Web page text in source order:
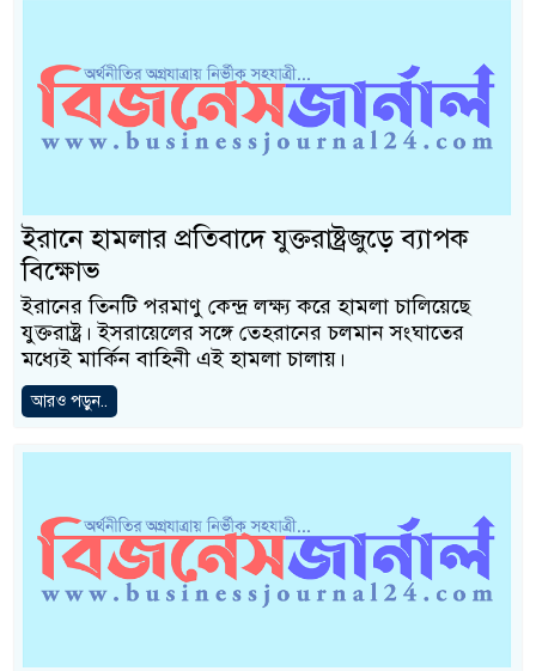
ইরানে হামলার প্রতিবাদে যুক্তরাষ্ট্রজুড়ে ব্যাপক
বিক্ষোভ
ইরানের তিনটি পরমাণু কেন্দ্র লক্ষ্য করে হামলা চালিয়েছে
যুক্তরাষ্ট্র। ইসরায়েলের সঙ্গে তেহরানের চলমান সংঘাতের
মধ্যেই মার্কিন বাহিনী এই হামলা চালায়।
আরও পড়ুন..